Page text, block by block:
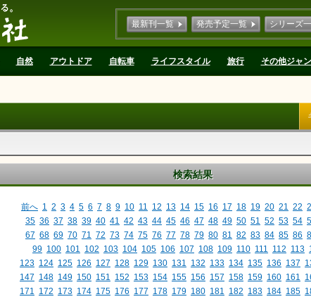
最新刊一覧 発売予定一覧 シリーズ
自然 アウトドア 自転車 ライフスタイル 旅行 その他ジャ
検索結果
前へ 1 2 3 4 5 6 7 8 9 10 11 12 13 14 15 16 17 18 19 20 21 22
35 36 37 38 39 40 41 42 43 44 45 46 47 48 49 50 51 52 53 54
67 68 69 70 71 72 73 74 75 76 77 78 79 80 81 82 83 84 85 86
99 100 101 102 103 104 105 106 107 108 109 110 111 112 113
123 124 125 126 127 128 129 130 131 132 133 134 135 136 137
147 148 149 150 151 152 153 154 155 156 157 158 159 160 161
171
172 173 174 175 176 177 178 179 180 181 182 183 184 185